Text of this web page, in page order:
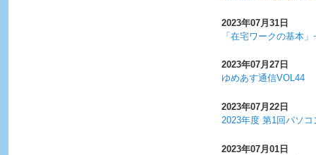
2023年07月31日
「在宅ワークの基本
2023年07月27日
ゆめあす通信VOL44
2023年07月22日
2023年度 第1回パソ
2023年07月01日